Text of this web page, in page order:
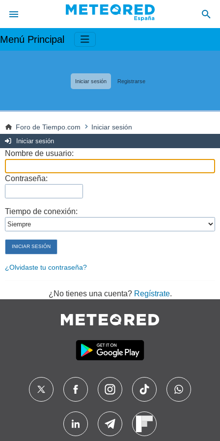
Menú Principal
Iniciar sesión Registrarse
Foro de Tiempo.com Iniciar sesión
Iniciar sesión
Nombre de usuario:
Contraseña:
Tiempo de conexión:
¿Olvidaste tu contraseña?
¿No tienes una cuenta? Regístrate.